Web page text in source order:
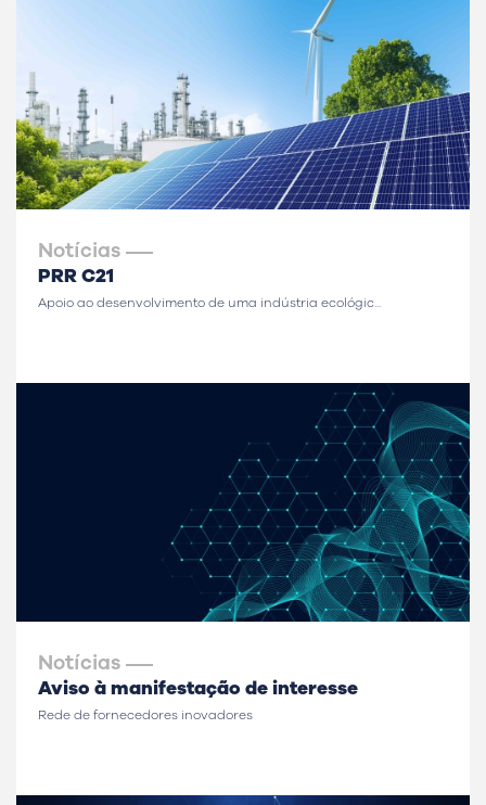
Notícias
PRR C21
Apoio ao desenvolvimento de uma indústria ecológic...
Notícias
Aviso à manifestação de interesse
Rede de fornecedores inovadores